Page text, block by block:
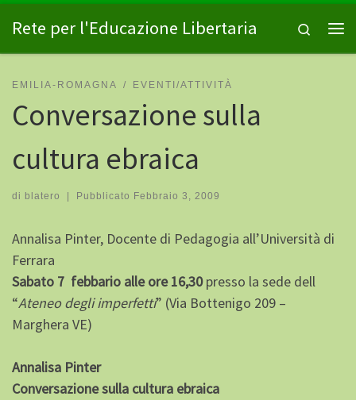
Passa al contenuto
Rete per l'Educazione Libertaria
Search
EMILIA-ROMAGNA EVENTI/ATTIVITÀ
Conversazione sulla
cultura ebraica
di blatero Pubblicato Febbraio 3, 2009
Annalisa Pinter, Docente di Pedagogia all’Università di
Ferrara
Sabato 7 febbario alle ore 16,30presso la sede dell
“Ateneo degli imperfetti” (Via Bottenigo 209 –
Marghera VE)
Annalisa Pinter
Conversazione sulla cultura ebraica